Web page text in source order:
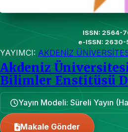
ISSN: 2564-
e-ISSN:
YAYIMCI: AKDENİZ
Akdeniz
Bilimler Enstitüsü
Yayın Modeli: Süreli Yayın
Makale Gönder